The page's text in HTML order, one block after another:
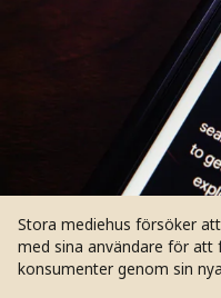
Stora mediehus försöker
med sina användare för att
konsumenter genom sin